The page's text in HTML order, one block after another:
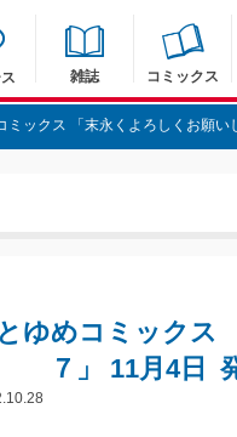
雑誌 コミックス
ミックス 「末永くよろしくお
ゆめコミックス
７」 11月4日